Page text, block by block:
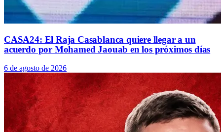
CASA24: El Raja Casablanca quiere llegar a un
acuerdo por Mohamed Jaouab en los próximos días
6 de agosto de 2026